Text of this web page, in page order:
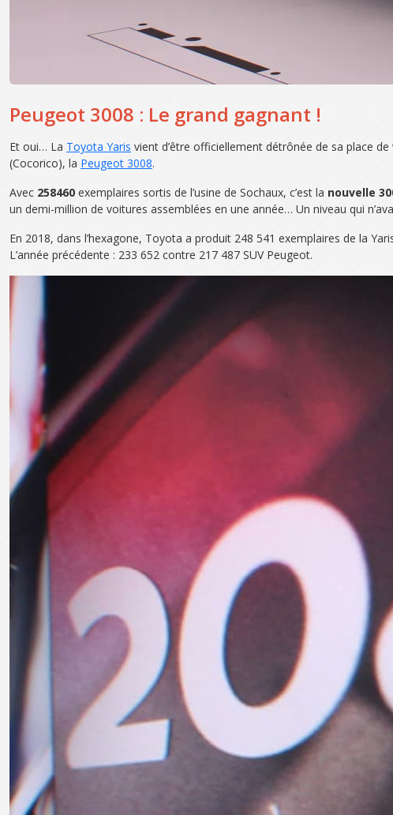
Peugeot 3008 : Le grand gagnant !
Et oui… La Toyota Yaris vient d’être officiellement détrônée de sa place
(Cocorico), la Peugeot 3008.
Avec 258460 exemplaires sortis de l’usine de Sochaux, c’est la nouvelle
un demi-million de voitures assemblées en une année… Un niveau qui
En 2018, dans l’hexagone, Toyota a produit 248 541 exemplaires de la
L’année précédente : 233 652 contre 217 487 SUV Peugeot.